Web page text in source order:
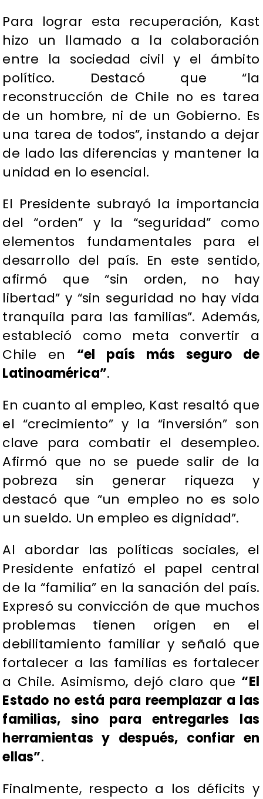
Para lograr esta recuperación, Kast
hizo un llamado a la colaboración
entre la sociedad civil y el ámbito
político. Destacó que “la
reconstrucción de Chile no es tarea
de un hombre, ni de un Gobierno. Es
una tarea de todos”, instando a dejar
de lado las diferencias y mantener la
unidad en lo esencial.
El Presidente subrayó la importancia
del “orden” y la “seguridad” como
elementos fundamentales para el
desarrollo del país. En este sentido,
afirmó que “sin orden, no hay
libertad” y “sin seguridad no hay vida
tranquila para las familias”. Además,
estableció como meta convertir a
Chile en “el país más seguro de
Latinoamérica”.
En cuanto al empleo, Kast resaltó que
el “crecimiento” y la “inversión” son
clave para combatir el desempleo.
Afirmó que no se puede salir de la
pobreza sin generar riqueza y
destacó que “un empleo no es solo
un sueldo. Un empleo es dignidad”.
Al abordar las políticas sociales, el
Presidente enfatizó el papel central
de la “familia” en la sanación del país.
Expresó su convicción de que muchos
problemas tienen origen en el
debilitamiento familiar y señaló que
fortalecer a las familias es fortalecer
a Chile. Asimismo, dejó claro que “El
Estado no está para reemplazar a las
familias, sino para entregarles las
herramientas y después, confiar en
ellas”.
Finalmente, respecto a los déficits y